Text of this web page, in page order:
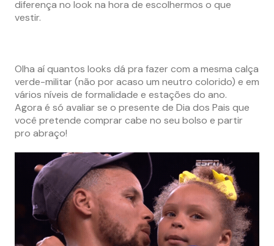
diferença no look na hora de escolhermos o que
vestir.
Olha aí quantos looks dá pra fazer com a mesma calça
verde-militar (não por acaso um neutro colorido) e em
vários níveis de formalidade e estações do ano.
Agora é só avaliar se o presente de Dia dos Pais que
você pretende comprar cabe no seu bolso e partir
pro abraço!